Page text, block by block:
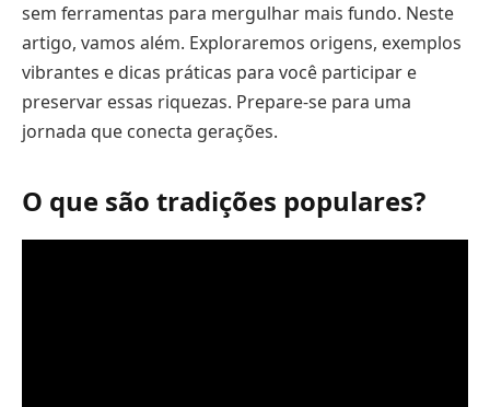
sem ferramentas para mergulhar mais fundo. Neste
artigo, vamos além. Exploraremos origens, exemplos
vibrantes e dicas práticas para você participar e
preservar essas riquezas. Prepare-se para uma
jornada que conecta gerações.
O que são tradições populares?